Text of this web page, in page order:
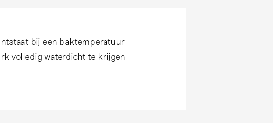
bij een baktemperatuur
volledig waterdicht te krijgen